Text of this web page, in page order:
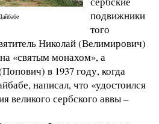
подвижники
того
Николай (Велимирович)
«святым монахом», а
в 1937 году, когда
написал, что «удостоился
великого сербского аввы –